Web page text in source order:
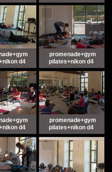
d4
promenade+gym
pilates+nikon d4
d4
promenade+gym
pilates+nikon d4